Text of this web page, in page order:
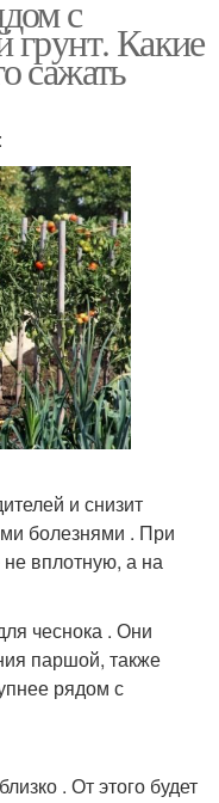
с
грунт. Какие
сажать
и снизит
болезнями . При
вплотную, а на
чеснока . Они
паршой, также
рядом с
. От этого будет